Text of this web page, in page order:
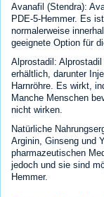
Avanafil (Stendra):
PDE-5-Hemmer. Es
normalerweise
geeignete Option für
Alprostadil:
erhältlich, darunter
Harnröhre. Es wirkt,
Manche Menschen
nicht wirken.
Natürliche
Arginin, Ginseng und
pharmazeutischen
jedoch und sie sind
Hemmer.